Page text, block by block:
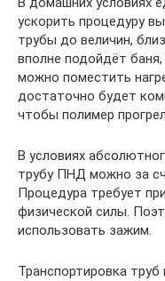
ускорить процедуру
трубы до величин,
вполне подойдёт
можно поместить
достаточно будет
чтобы полимер
В условиях
трубу ПНД можно за
Процедура требует
физической силы.
использовать зажим.
Транспортировка